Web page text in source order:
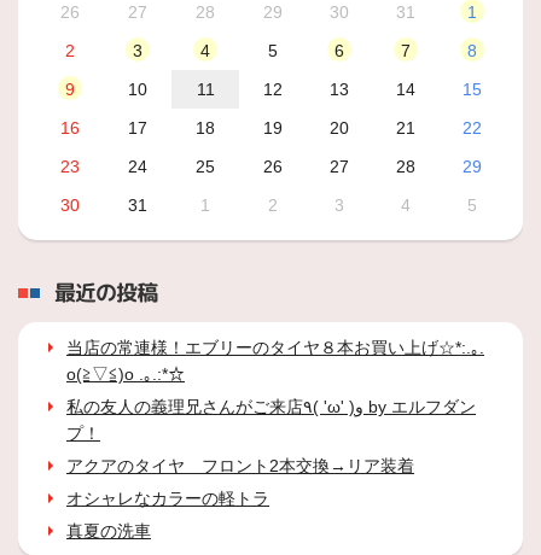
26
27 28 29 30 31
1
2
3 4 5 6 7
8
9
10 11 12 13 14
15
16
17 18 19 20 21
22
23
24 25 26 27 28
29
30
31 1 2 3 4 5
最近の投稿
当店の常連様！エブリーのタイヤ８本お買い上げ☆*:.｡.
o(≧▽≦)o .｡.:*☆
私の友人の義理兄さんがご来店٩( 'ω' )و by エルフダン
プ！
アクアのタイヤ フロント2本交換→リア装着
オシャレなカラーの軽トラ
真夏の洗車